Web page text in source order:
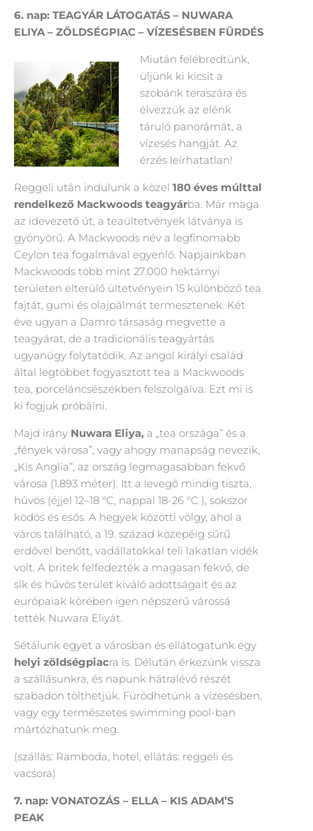
6. nap: TEAGYÁR LÁTOGATÁS – NUWARA
ELIYA – ZÖLDSÉGPIAC – VÍZESÉSBEN FÜRDÉS
Miután felébredtünk,
üljünk ki kicsit a
szobánk teraszára és
élvezzük az elénk
táruló panorámát, a
vízesés hangját. Az
érzés leírhatatlan!
Reggeli után indulunk a közel 180 éves múlttal
rendelkező Mackwoods teagyárba. Már maga
az idevezető út, a teaültetvények látványa is
gyönyörű. A Mackwoods név a legfinomabb
Ceylon tea fogalmával egyenlő. Napjainkban
Mackwoods több mint 27.000 hektárnyi
területen elterülő ültetvényein 15 különböző tea
fajtát, gumi és olajpálmát termesztenek. Két
éve ugyan a Damro társaság megvette a
teagyárat, de a tradicionális teagyártás
ugyanúgy folytatódik. Az angol királyi család
által legtöbbet fogyasztott tea a Mackwoods
tea, porceláncsészékben felszolgálva. Ezt mi is
ki fogjuk próbálni.
Majd irány Nuwara Eliya, a „tea országa” és a
„fények városa”, vagy ahogy manapság nevezik,
„Kis Anglia”, az ország legmagasabban fekvő
városa (1.893 méter). Itt a levegő mindig tiszta,
hűvös (éjjel 12–18 °C, nappal 18-26 °C ), sokszor
ködös és esős. A hegyek közötti völgy, ahol a
város található, a 19. század közepéig sűrű
erdővel benőtt, vadállatokkal teli lakatlan vidék
volt. A britek felfedezték a magasan fekvő, de
sík és hűvös terület kiváló adottságait és az
európaiak körében igen népszerű várossá
tették Nuwara Eliyát.
Sétálunk egyet a városban és ellátogatunk egy
helyi zöldségpiacra is. Délután érkezünk vissza
a szállásunkra, és napunk hátralévő részét
szabadon tölthetjük. Fürödhetünk a vízesésben,
vagy egy természetes swimming pool-ban
mártózhatunk meg.
(szállás: Ramboda, hotel, ellátás: reggeli és
vacsora)
7. nap: VONATOZÁS – ELLA – KIS ADAM’S
PEAK